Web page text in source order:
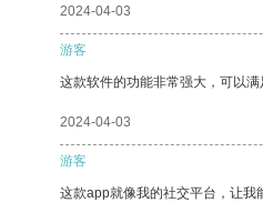
2024-04-03
游客
这款软件的功能非常强大，可以满
2024-04-03
游客
这款app就像我的社交平台，让我